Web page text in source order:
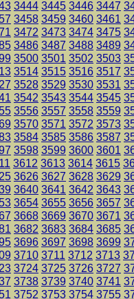
3444 3445 3446 3447
3458 3459 3460 3461
3472 3473 3474 3475
3486 3487 3488 3489
3500 3501 3502 3503
3514 3515 3516 3517
3528 3529 3530 3531
3542 3543 3544 3545
3556 3557 3558 3559
3570 3571 3572 3573
3584 3585 3586 3587
3598 3599 3600 3601
3612 3613 3614 3615
3626 3627 3628 3629
3640 3641 3642 3643
3654 3655 3656 3657
3668 3669 3670 3671
3682 3683 3684 3685
3696 3697 3698 3699
3710 3711 3712 3713
3724 3725 3726 3727
3738 3739 3740 3741
3752 3753 3754 3755